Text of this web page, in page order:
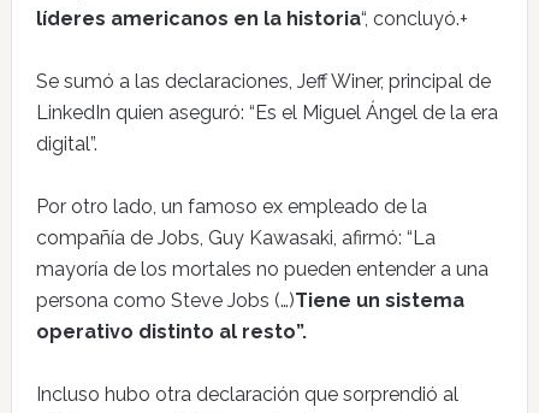
líderes americanos en la historia“, concluyó.+
Se sumó a las declaraciones, Jeff Winer, principal de
LinkedIn quien aseguró: “Es el Miguel Ángel de la era
digital”.
Por otro lado, un famoso ex empleado de la
compañía de Jobs, Guy Kawasaki, afirmó: “La
mayoría de los mortales no pueden entender a una
persona como Steve Jobs (…)Tiene un sistema
operativo distinto al resto”.
Incluso hubo otra declaración que sorprendió al